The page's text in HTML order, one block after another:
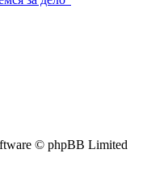
© phpBB Limited